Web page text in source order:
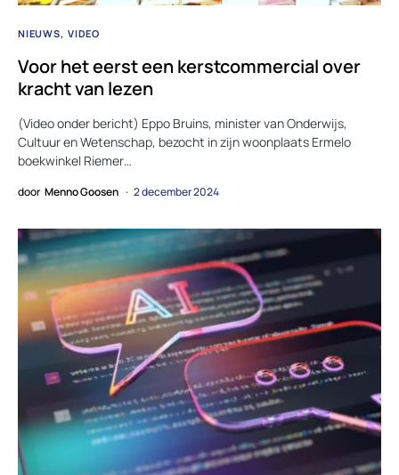
NIEUWS VIDEO
Voor het eerst een kerstcommercial over
kracht van lezen
(Video onder bericht) Eppo Bruins, minister van Onderwijs,
Cultuur en Wetenschap, bezocht in zijn woonplaats Ermelo
boekwinkel Riemer…
door Menno Goosen 2 december 2024